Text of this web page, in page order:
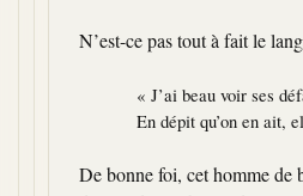
N’est-ce pas tout à fait le
« J’ai beau voir ses
En dépit qu’on en ait,
De bonne foi, cet homme de